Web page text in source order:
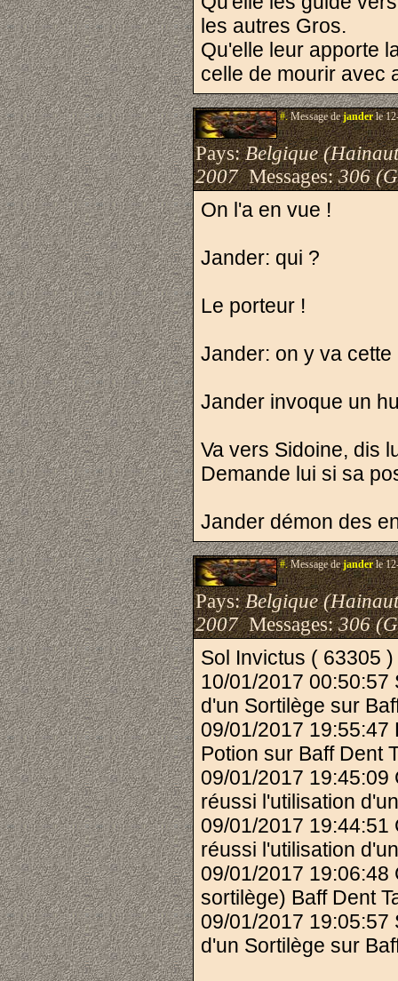
les autres Gros.
Qu'elle leur apporte
celle de mourir avec
#.Message dejanderle
Pays:Belgique
2007Messages:306
On l'a en vue !
Jander: qui ?
Le porteur !
Jander: on y va cette
Jander invoque un
Va vers Sidoine, dis
Demande lui si sa
Jander démon des
#.Message dejanderle
Pays:Belgique
2007Messages:306
Sol Invictus ( 63305
10/01/2017 00:50:57
d'un Sortilège sur
09/01/2017 19:55:47
Potion sur Baff Dent
09/01/2017 19:45:09
réussi l'utilisation
09/01/2017 19:44:51
réussi l'utilisation
09/01/2017 19:06:48
sortilège) Baff Dent
09/01/2017 19:05:57
d'un Sortilège sur